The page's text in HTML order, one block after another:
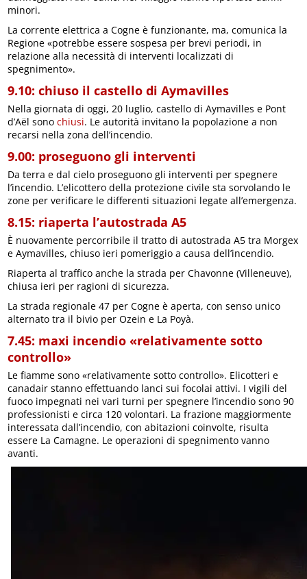
minori.
La corrente elettrica a Cogne è funzionante, ma, comunica la
Regione «potrebbe essere sospesa per brevi periodi, in
relazione alla necessità di interventi localizzati di
spegnimento».
9.10: chiuso il castello di Aymavilles
Nella giornata di oggi, 20 luglio, castello di Aymavilles e Pont
d’Aël sonochiusi. Le autorità invitano la popolazione a non
recarsi nella zona dell’incendio.
9.00: proseguono gli interventi
Da terra e dal cielo proseguono gli interventi per spegnere
l’incendio. L’elicottero della protezione civile sta sorvolando le
zone per verificare le differenti situazioni legate all’emergenza.
8.15: riaperta l’autostrada A5
È nuovamente percorribile il tratto di autostrada A5 tra Morgex
e Aymavilles, chiuso ieri pomeriggio a causa dell’incendio.
Riaperta al traffico anche la strada per Chavonne (Villeneuve),
chiusa ieri per ragioni di sicurezza.
La strada regionale 47 per Cogne è aperta, con senso unico
alternato tra il bivio per Ozein e La Poyà.
7.45: maxi incendio «relativamente sotto
controllo»
Le fiamme sono «relativamente sotto controllo». Elicotteri e
canadair stanno effettuando lanci sui focolai attivi. I vigili del
fuoco impegnati nei vari turni per spegnere l’incendio sono 90
professionisti e circa 120 volontari. La frazione maggiormente
interessata dall’incendio, con abitazioni coinvolte, risulta
essere La Camagne. Le operazioni di spegnimento vanno
avanti.